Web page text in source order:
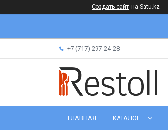
Создать сайт на Satu.kz
+7 (717) 297-24-28
ГЛАВНАЯ КАТАЛОГ